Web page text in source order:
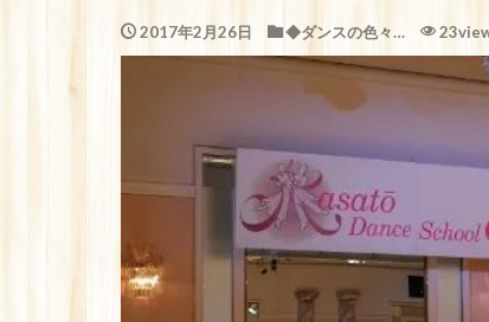
2017年2月26日 ◆ダンスの色々…